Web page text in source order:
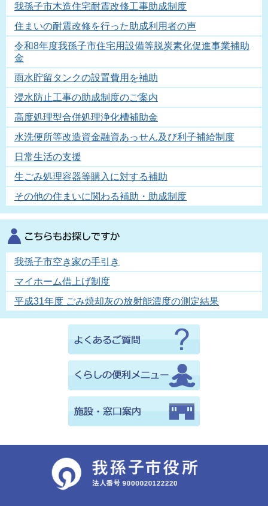
我孫子市木造住宅耐震改修工事助成制度
住まいの耐震改修を行った助成利用者の声
令和8年度我孫子市住宅用設備等脱炭素化促進事業補助
金
雨水貯留タンクの設置費用を補助
浸水防止工事の助成制度のご案内
高度処理型合併処理浄化槽補助金
水洗便所等改造資金融資あっせん及び利子補給制度
日常生活の支援
生ごみ処理容器等購入に対する補助
その他の住まいに関わる補助・助成制度
我孫子市空き家の手引き
マイホーム借上げ制度
平成31年度 ごみ焼却灰の放射能濃度の測定結果